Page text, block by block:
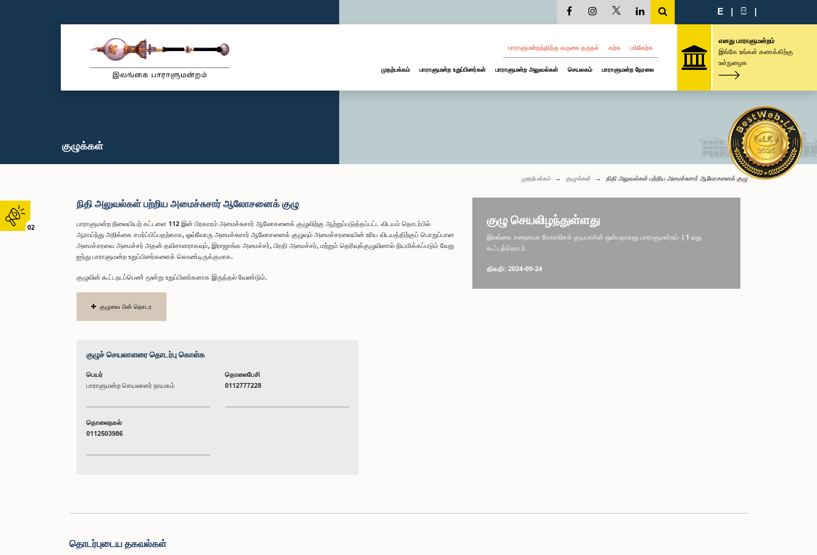
02
E | සි |
பாராளுமன்றத்திற்கு வருகை தருதல் கற்க பங்கேற்க
முதற்பக்கம் பாராளுமன்ற உறுப்பினர்கள் பாராளுமன்ற அலுவல்கள் செயலகம் பாராளுமன்ற நேரலை
எனது பாராளுமன்றம்
இங்கே உங்கள் கணக்கிற்கு
உள்நுழைக
குழுக்கள்
முதற்பக்கம் குழுக்கள் நிதி அலுவல்கள் பற்றிய அமைச்சுசார் ஆலோசனைக் குழு
நிதி அலுவல்கள் பற்றிய அமைச்சுசார் ஆலோசனைக் குழு
பாராளுமன்ற நிலையியற் கட்டளை 112 இன் பிரகாரம் அமைச்சுசார் ஆலோசனைக் குழுவிற்கு ஆற்றுப்படுத்தப்பட்ட விடயம் தொடர்பில்
ஆராய்ந்து அறிக்கை சமர்ப்பிப்பதற்காக, ஒவ்வோரு அமைச்சுசார் ஆலோசனைக் குழுவும் அமைச்சரவையின் உரிய விடயத்திற்குப் பொறுப்பான
அமைச்சரவை அமைச்சர் அதன் தவிசாளராகவும், இராஜாங்க அமைச்சர், பிரதி அமைச்சர், மற்றும் தெரிவுக்குழுவினால் நியமிக்கப்படும் வேறு
ஐந்து பாராளுமன்ற உறுப்பினர்களைக் கொண்டிருக்குமாக.
குழுவின் கூட்டநடப்பெண் மூன்று உறுப்பினர்களாக இருத்தல் வேண்டும்.
குழுவை பின் தொடர
குழுச் செயலாளரை தொடர்பு கொள்க
பெயர்
பாராளுமன்ற செயலாளர் நாயகம்
தொலைபேசி
0112777228
தொலைநகல்
0112503986
குழு செயலிழந்துள்ளது
இலங்கை சனநாயக சோசலிசக் குடியரசின் ஒன்பதாவது பாராளுமன்றம் | 1 வது
கூட்டத்தொடர்
திகதி: 2024-09-24
தொடர்புடைய தகவல்கள்